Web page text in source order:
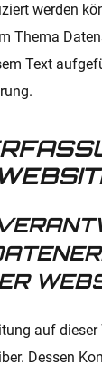
werden
Thema
Text
auf
Dessen